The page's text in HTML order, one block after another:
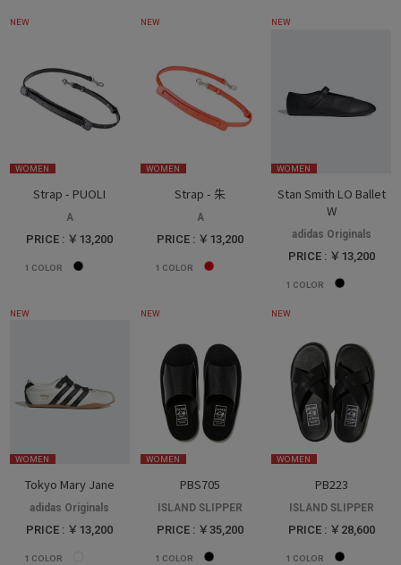
NEW
WOMEN
Strap - PUOLI
A
PRICE : ￥13,200
1 COLOR
NEW
WOMEN
Strap - 朱
A
PRICE : ￥13,200
1 COLOR
NEW
WOMEN
Stan Smith LO Ballet
W
adidas Originals
PRICE : ￥13,200
1 COLOR
NEW
WOMEN
Tokyo Mary Jane
adidas Originals
PRICE : ￥13,200
1 COLOR
NEW
WOMEN
PBS705
ISLAND SLIPPER
PRICE : ￥35,200
1 COLOR
NEW
WOMEN
PB223
ISLAND SLIPPER
PRICE : ￥28,600
1 COLOR